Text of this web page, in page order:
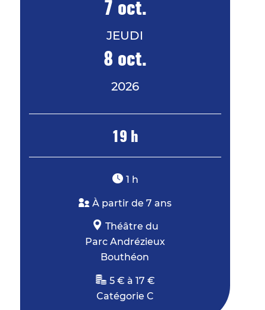
7 oct.
JEUDI
8 oct.
2026
19 h
1 h
À partir de 7 ans
Théâtre du
Parc Andrézieux
Bouthéon
5 € à 17 €
Catégorie C